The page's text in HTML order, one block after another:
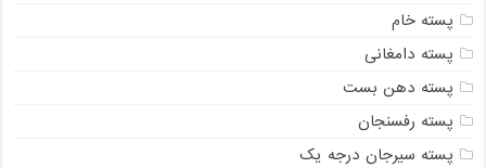
پسته خام
پسته دامغانی
پسته دهن بست
پسته رفسنجان
پسته سیرجان درجه یک